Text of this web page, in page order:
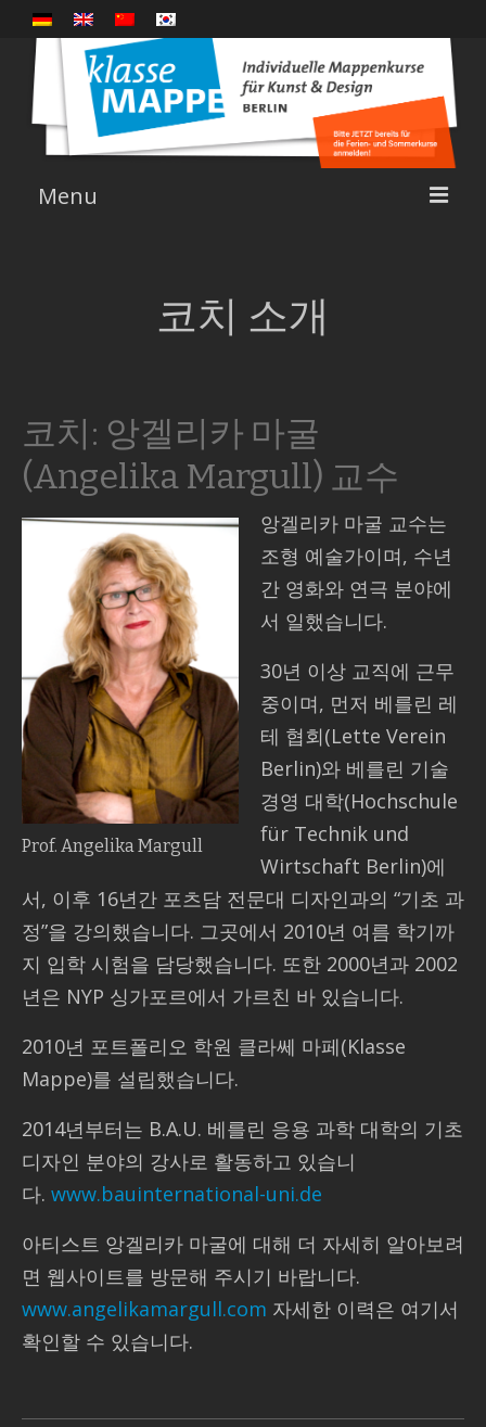
Menu
성과
관련 링크
연락처
코치 소개
코치: 앙겔리카 마굴
(Angelika Margull) 교수
Prof. Angelika Margull
앙겔리카 마굴 교수는
조형 예술가이며, 수년
간 영화와 연극 분야에
서 일했습니다.
30년 이상 교직에 근무
중이며, 먼저 베를린 레
테 협회(Lette Verein
Berlin)와 베를린 기술
경영 대학(Hochschule
für Technik und
Wirtschaft Berlin)에
서, 이후 16년간 포츠담 전문대 디자인과의 “기초 과
정”을 강의했습니다. 그곳에서 2010년 여름 학기까
지 입학 시험을 담당했습니다. 또한 2000년과 2002
년은 NYP 싱가포르에서 가르친 바 있습니다.
2010년 포트폴리오 학원 클라쎄 마페(Klasse
Mappe)를 설립했습니다.
2014년부터는 B.A.U. 베를린 응용 과학 대학의 기초
디자인 분야의 강사로 활동하고 있습니
다. www.bauinternational-uni.de
아티스트 앙겔리카 마굴에 대해 더 자세히 알아보려
면 웹사이트를 방문해 주시기 바랍니다.
www.angelikamargull.com 자세한 이력은 여기서
확인할 수 있습니다.